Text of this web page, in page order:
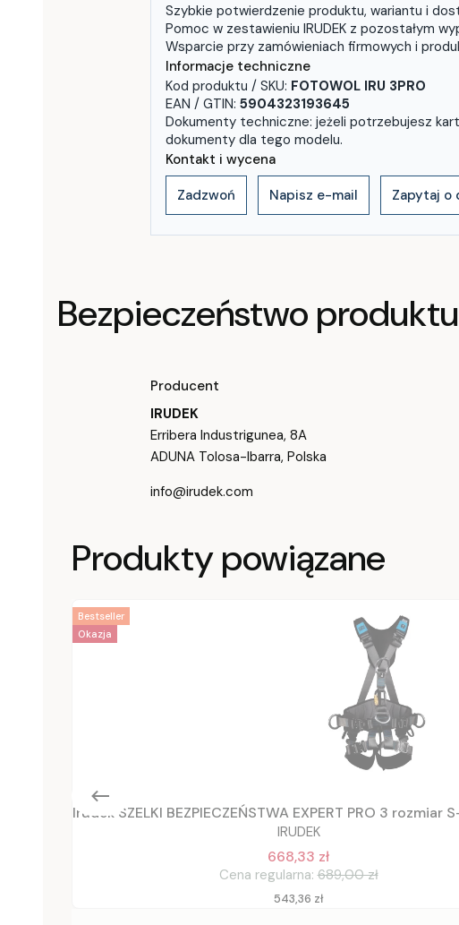
Szybkie potwierdzenie produktu, wariantu i
Pomoc w zestawieniu IRUDEK z pozostałym
Wsparcie przy zamówieniach firmowych i
Informacje techniczne
Kod produktu / SKU: FOTOWOL IRU 3PRO
EAN / GTIN: 5904323193645
Dokumenty techniczne: jeżeli potrzebujesz
dokumenty dla tego modelu.
Kontakt i wycena
Zadzwoń
Napisz e-mail Zapytaj o
Bezpieczeństwo produktu
Producent
IRUDEK
Erribera Industrigunea, 8A
ADUNA Tolosa-Ibarra, Polska
info@irudek.com
Produkty powiązane
Okazja
Bestseller
Irudek SZELKI BEZPIECZEŃSTWA EXPERT PRO 3 rozmiar
IRUDEK
668,33 zł
Cena regularna: 689,00 zł
Cena
543,36 zł